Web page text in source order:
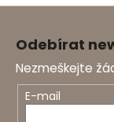
Z
Odebírat
Nezmeškejte
E-mail